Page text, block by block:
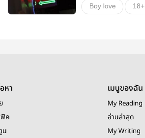
Boy love 18+
หา
ค
น
เมนูของฉัน
My Reading
อ่านล่าสุด
My Writing